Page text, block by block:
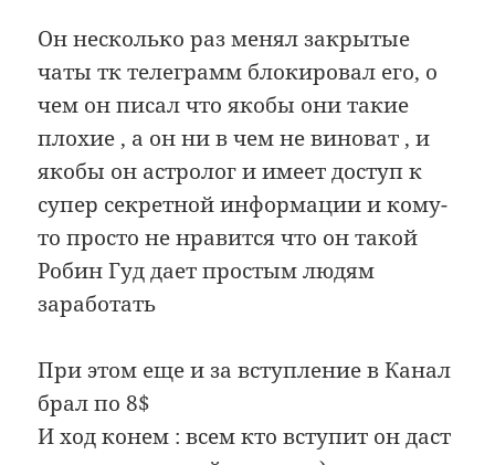
Он несколько раз менял закрытые
чаты тк телеграмм блокировал его, о
чем он писал что якобы они такие
плохие , а он ни в чем не виноват , и
якобы он астролог и имеет доступ к
супер секретной информации и кому-
то просто не нравится что он такой
Робин Гуд дает простым людям
заработать
При этом еще и за вступление в Канал
брал по 8$
И ход конем : всем кто вступит он даст